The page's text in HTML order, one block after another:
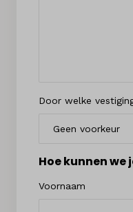
Door welke
Hoe kunnen we
Voornaam